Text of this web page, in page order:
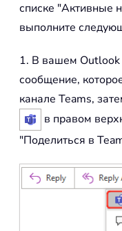
списке "Активные
выполните
1. В вашем Outlook
сообщение,
канале Teams,
в правом
"Поделиться в